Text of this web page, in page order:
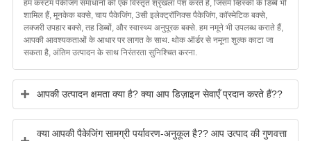
हम कस्टम पैकेजिंग समाधानों की एक विस्तृत श्रृंखला पेश करते हैं, जिसमें व्हिस्की के डिब्बे भी
शामिल हैं, मूनकेक बक्से, चाय पैकेजिंग, 3सी इलेक्ट्रॉनिक्स पैकेजिंग, कॉस्मेटिक बक्से,
लक्जरी उपहार बक्से, तह डिब्बों, और स्वास्थ्य अनुपूरक बक्से. हम नमूने भी उपलब्ध कराते हैं,
आपकी आवश्यकताओं के आधार पर लागत के साथ. थोक ऑर्डर से नमूना शुल्क काटा जा
सकता है, अंतिम उत्पादन के साथ निरंतरता सुनिश्चित करना.
आपकी उत्पादन क्षमता क्या है? क्या आप डिज़ाइन सेवाएँ प्रदान करते हैं??
क्या आपकी पैकेजिंग सामग्री पर्यावरण-अनुकूल है?? आप उत्पाद की गुणवत्ता